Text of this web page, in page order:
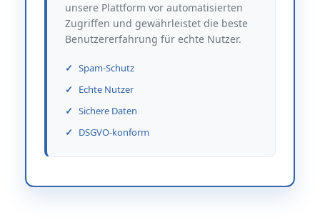
unsere Plattform vor automatisierten
Zugriffen und gewährleistet die beste
Benutzererfahrung für echte Nutzer.
Spam-Schutz
Echte Nutzer
Sichere Daten
DSGVO-konform